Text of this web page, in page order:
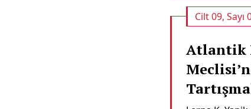
Cilt 09, Sayı
Atlantik